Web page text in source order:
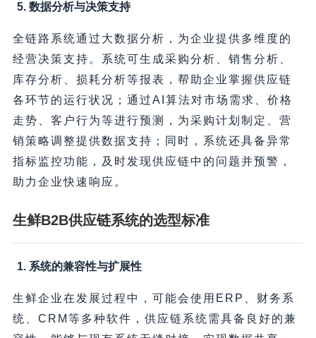
5. 数据分析与决策支持
全链路系统通过大数据分析，为企业提供多维度的
经营决策支持。系统可生成采购分析、销售分析、
库存分析、损耗分析等报表，帮助企业掌握供应链
各环节的运行状况；通过AI算法对市场需求、价格
走势、客户行为等进行预测，为采购计划制定、营
销策略调整提供数据支持；同时，系统还具备异常
指标监控功能，及时发现供应链中的问题并预警，
助力企业快速响应。
生鲜B2B供应链系统的选型标准
1. 系统的兼容性与扩展性
生鲜企业在发展过程中，可能会使用ERP、财务系
统、CRM等多种软件，供应链系统需具备良好的兼